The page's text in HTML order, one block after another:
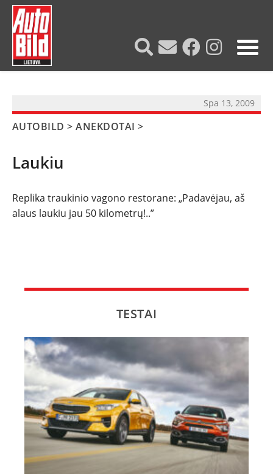
NAUJIENOS
NAUDOTI
REPORTAŽAI
SPORTAS
PATARIMAI
ĮVAIRENYBĖS
Spa 13, 2009
AUTOBILD >ANEKDOTAI >
Laukiu
Replika traukinio vagono restorane: „Padavėjau, aš
alaus laukiu jau 50 kilometrų!..”
TESTAI